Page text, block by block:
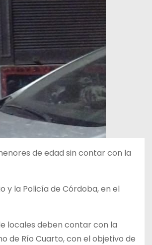
de edad sin contar con la
y la Policía de Córdoba, en el
locales deben contar con la
de Río Cuarto, con el objetivo de